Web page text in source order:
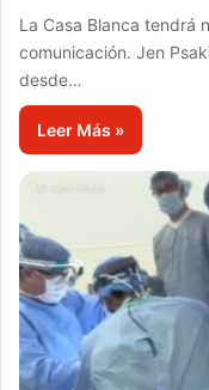
La Casa Blanca tendrá
comunicación. Jen
desde…
Leer Más »